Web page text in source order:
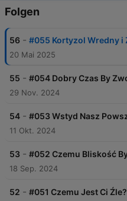
Folgen
56 - #055 Kortyzol Wredny i
20 Mai 2025
55 - #054 Dobry Czas By
29 Nov. 2024
54 - #053 Wstyd Nasz
11 Okt. 2024
53 - #052 Czemu Bliskość
18 Sep. 2024
52 - #051 Czemu Jest Ci